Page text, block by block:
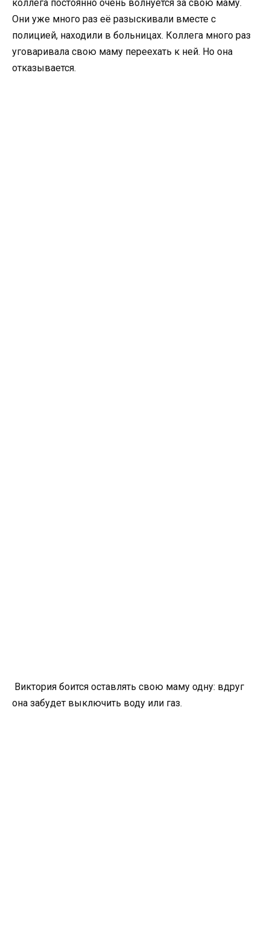
коллега постоянно очень волнуется за свою маму.
Они уже много раз её разыскивали вместе с
полицией, находили в больницах. Коллега много раз
уговаривала свою маму переехать к ней. Но она
отказывается.
Виктория боится оставлять свою маму одну: вдруг
она забудет выключить воду или газ.